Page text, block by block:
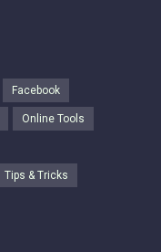
Facebook
Online Tools
Tips & Tricks